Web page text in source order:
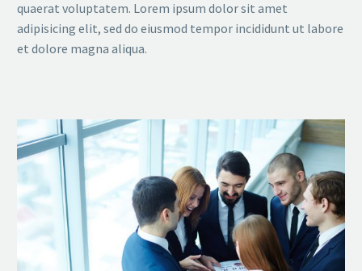
quaerat voluptatem. Lorem ipsum dolor sit amet
adipisicing elit, sed do eiusmod tempor incididunt ut labore
et dolore magna aliqua.